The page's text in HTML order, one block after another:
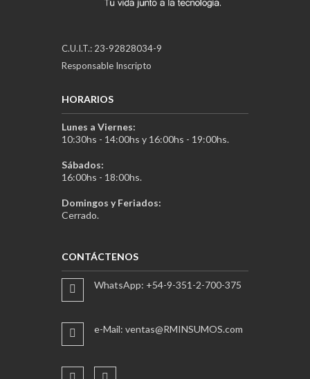
C.U.I.T.: 23-92828034-9
Responsable Inscripto
HORARIOS
Lunes a Viernes:
10:30hs - 14:00hs y 16:00hs - 19:00hs.
Sábados:
16:00hs - 18:00hs.
Domingos y Feriados:
Cerrado.
CONTÁCTENOS
WhatsApp: +54-9-351-2-700-375
e-Mail: ventas@RMINSUMOS.com